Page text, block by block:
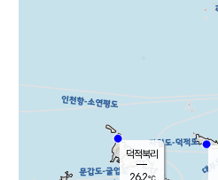
덕적북리
26.2℃